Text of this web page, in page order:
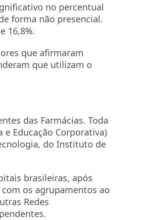
no percentual
forma não presencial.
16,8%.
que afirmaram
que utilizam o
das Farmácias. Toda
e Educação Corporativa)
do Instituto de
brasileiras, após
os agrupamentos ao
Redes